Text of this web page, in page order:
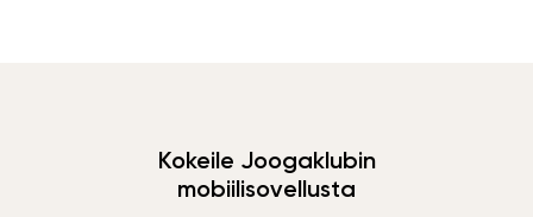
Kokeile Joogaklubin
mobiilisovellusta